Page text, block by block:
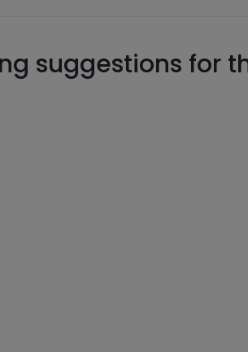
suggestions for